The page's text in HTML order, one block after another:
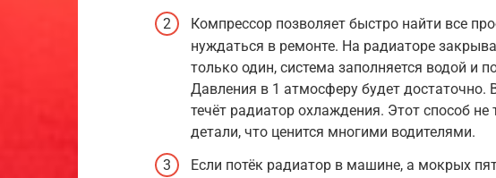
Компрессор позволяет быстро найти все
нуждаться в ремонте. На радиаторе
только один, система заполняется водой и
Давления в 1 атмосферу будет достаточно.
течёт радиатор охлаждения. Этот способ
детали, что ценится многими водителями.
Если потёк радиатор в машине, а мокрых